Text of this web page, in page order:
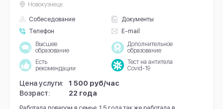
Собеседование
Документы
Телефон
E-mail
Новокузнецк
Высшее
образование
Дополнительное
образование
Есть
рекомендации
Тест на антитела
Covid-19
Цена услуги:
1 500 руб/час
Возраст:
22 года